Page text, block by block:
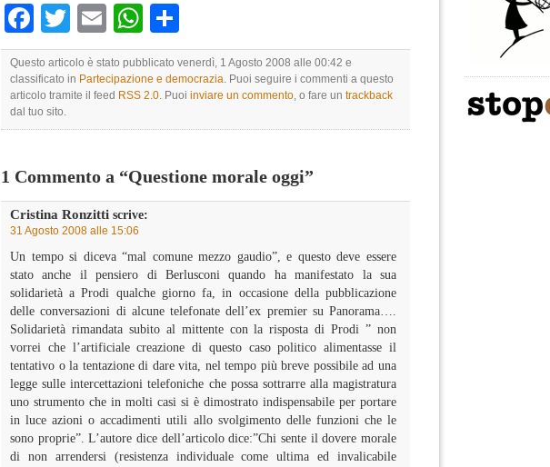
Facebook
TwitterEmailWhatsApp
Questo articolo è stato pubblicato venerdì, 1 Agosto 2008 alle 00:42 e
classificato in Partecipazione e democrazia. Puoi seguire i commenti a questo
articolo tramite il feed RSS 2.0. Puoi inviare un commento, o fare un trackback
dal tuo sito.
1 Commento a “Questione morale oggi”
Cristina Ronzitti scrive:
31 Agosto 2008 alle 15:06
Un tempo si diceva “mal comune mezzo gaudio”, e questo deve essere
stato anche il pensiero di Berlusconi quando ha manifestato la sua
solidarietà a Prodi qualche giorno fa, in occasione della pubblicazione
delle conversazioni di alcune telefonate dell’ex premier su Panorama….
Solidarietà rimandata subito al mittente con la risposta di Prodi ” non
vorrei che l’artificiale creazione di questo caso politico alimentasse il
tentativo o la tentazione di dare vita, nel tempo più breve possibile ad una
legge sulle intercettazioni telefoniche che possa sottrarre alla magistratura
uno strumento che in molti casi si è dimostrato indispensabile per portare
in luce azioni o accadimenti utili allo svolgimento delle funzioni che le
sono proprie”. L’autore dice dell’articolo dice:”Chi sente il dovere morale
di non arrendersi (resistenza individuale come ultima ed invalicabile